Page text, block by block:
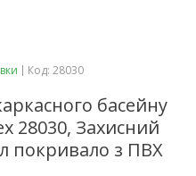
Код: 28030
басейну
28030, Захисний
покривало з ПВХ